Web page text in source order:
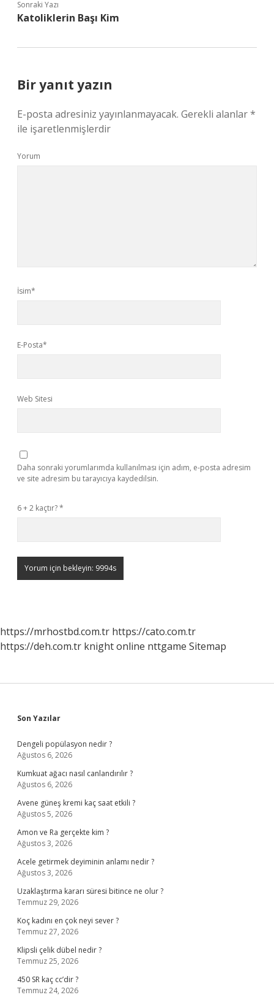
Sonraki Yazı
Katoliklerin Başı Kim
Bir yanıt yazın
E-posta adresiniz yayınlanmayacak. Gerekli alanlar*
ile işaretlenmişlerdir
Yorum
İsim*
E-Posta*
Web Sitesi
Daha sonraki yorumlarımda kullanılması için adım, e-posta adresim
ve site adresim bu tarayıcıya kaydedilsin.
6 + 2 kaçtır?*
https://mrhostbd.com.tr https://cato.com.tr
https://deh.com.tr knight online nttgame Sitemap
Sidebar
Son Yazılar
Dengeli popülasyon nedir ?
Ağustos 6, 2026
Kumkuat ağacı nasıl canlandırılır ?
Ağustos 6, 2026
Avene güneş kremi kaç saat etkili ?
Ağustos 5, 2026
Amon ve Ra gerçekte kim ?
Ağustos 3, 2026
Acele getirmek deyiminin anlamı nedir ?
Ağustos 3, 2026
Uzaklaştırma kararı süresi bitince ne olur ?
Temmuz 29, 2026
Koç kadını en çok neyi sever ?
Temmuz 27, 2026
Klipsli çelik dübel nedir ?
Temmuz 25, 2026
450 SR kaç cc’dir ?
Temmuz 24, 2026